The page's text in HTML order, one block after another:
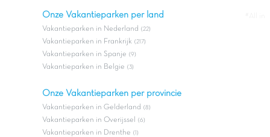
Onze Vakantieparken per land
Vakantieparken in Nederland (22)
Vakantieparken in Frankrijk (217)
Vakantieparken in Spanje (9)
Vakantieparken in Belgie (3)
Onze Vakantieparken per provincie
Vakantieparken in Gelderland (8)
Vakantieparken in Overijssel (6)
Vakantieparken in Drenthe (1)